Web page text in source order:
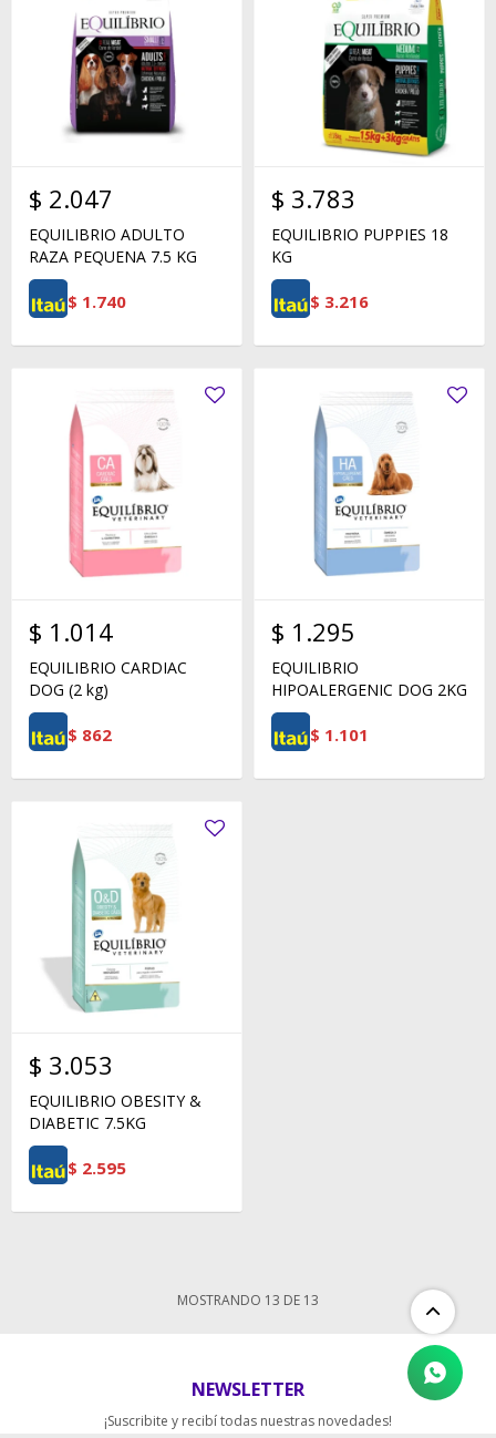
$ 2.047
EQUILIBRIO ADULTO
RAZA PEQUENA 7.5 KG
$ 1.740
$ 3.783
EQUILIBRIO PUPPIES 18
KG
$ 3.216
$ 1.014
EQUILIBRIO CARDIAC
DOG (2 kg)
$ 862
$ 1.295
EQUILIBRIO
HIPOALERGENIC DOG 2KG
$ 1.101
$ 3.053
EQUILIBRIO OBESITY &
DIABETIC 7.5KG
$ 2.595
MOSTRANDO 13 DE 13
NEWSLETTER
¡Suscribite y recibí todas nuestras novedades!